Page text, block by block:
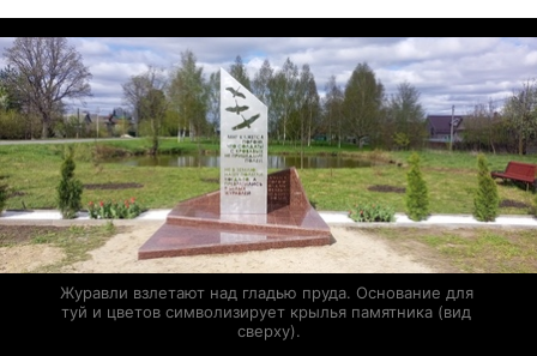
Журавли взлетают над гладью пруда. Основание для
туй и цветов символизирует крылья памятника (вид
сверху).